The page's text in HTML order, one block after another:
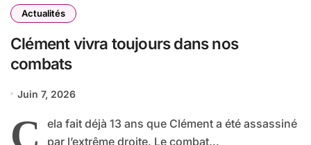
Actualités
Clément vivra toujours dans nos
combats
Juin 7, 2026
C
ela fait déjà 13 ans que Clément a été assassiné
par l’extrême droite. Le combat...